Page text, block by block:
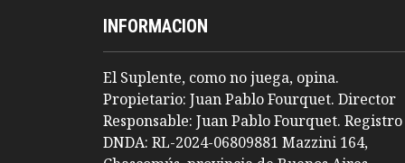
INFORMACION
El Suplente, como no juega, opina.
Propietario: Juan Pablo Fourquet. Director
Responsable: Juan Pablo Fourquet. Registro
DNDA: RL-2024-06809881 Mazzini 164,